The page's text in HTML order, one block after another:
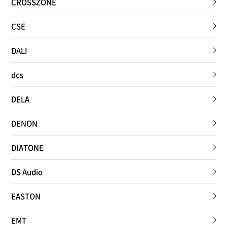
CSE
DALI
dcs
DELA
DENON
DIATONE
DS Audio
EASTON
EMT